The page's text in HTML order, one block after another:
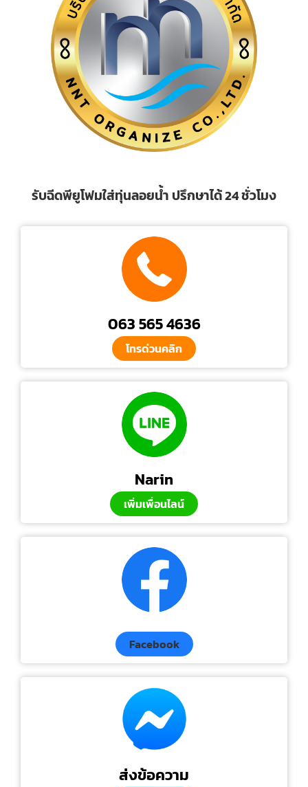
รับฉีดพียูโฟมใส่ทุ่นลอยน้ำ ปรึกษาได้ 24 ชั่วโมง
063 565 4636
โทรด่วนคลิก
Narin
เพิ่มเพื่อนไลน์
Facebook
ส่งข้อความ